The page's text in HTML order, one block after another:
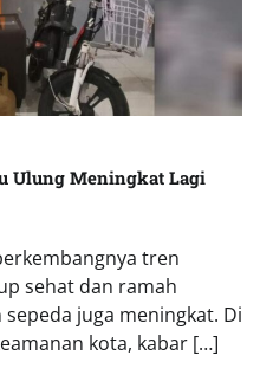
Ulung Meningkat Lagi
tren
sehat dan ramah
juga meningkat. Di
kota, kabar […]